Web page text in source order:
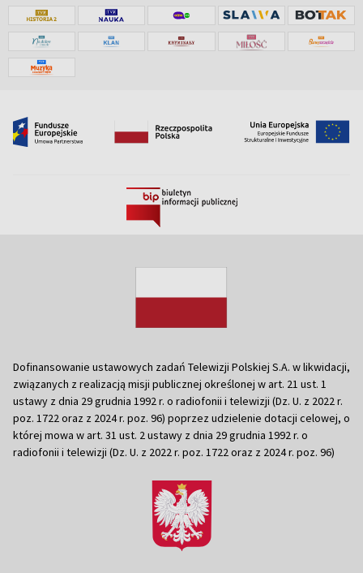
Dofinansowanie ustawowych zadań Telewizji Polskiej S.A. w likwidacji,
związanych z realizacją misji publicznej określonej w art. 21 ust. 1
ustawy z dnia 29 grudnia 1992 r. o radiofonii i telewizji (Dz. U. z 2022 r.
poz. 1722 oraz z 2024 r. poz. 96) poprzez udzielenie dotacji celowej, o
której mowa w art. 31 ust. 2 ustawy z dnia 29 grudnia 1992 r. o
radiofonii i telewizji (Dz. U. z 2022 r. poz. 1722 oraz z 2024 r. poz. 96)